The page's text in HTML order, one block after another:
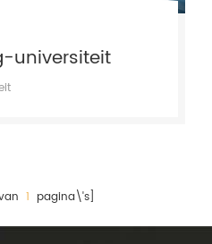
universiteit
1 pagina\'s]